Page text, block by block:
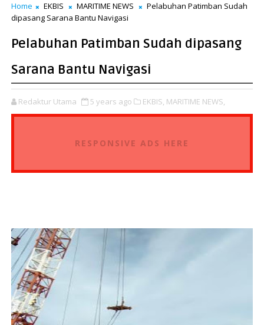
Home EKBIS MARITIME NEWS
Pelabuhan Patimban Sudah
dipasang Sarana Bantu Navigasi
Pelabuhan Patimban Sudah dipasang
Sarana Bantu Navigasi
Redaktur Utama 5 years ago EKBIS, MARITIME NEWS,
RESPONSIVE ADS HERE